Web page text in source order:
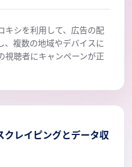
キシを利用して、広告の配
、複数の地域やデバイスに
視聴者にキャンペーンが正
クレイピングとデータ収